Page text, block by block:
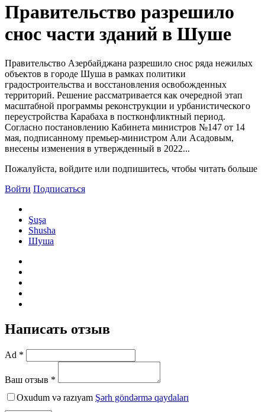
Правительство разрешило
снос части зданий в Шуше
Правительство Азербайджана разрешило снос ряда нежилых
объектов в городе Шуша в рамках политики
градостроительства и восстановления освобожденных
территорий. Решение рассматривается как очередной этап
масштабной программы реконструкции и урбанистического
переустройства Карабаха в постконфликтный период.
Согласно постановлению Кабинета министров №147 от 14
мая, подписанному премьер-министром Али Асадовым,
внесены изменения в утвержденный в 2022...
Пожалуйста, войдите или подпишитесь, чтобы читать больше
Войти Подписаться
Şuşa
Shusha
Шуша
Написать отзыв
Ad *
Ваш отзыв *
Oxudum və razıyam Şərh göndərmə qaydaları